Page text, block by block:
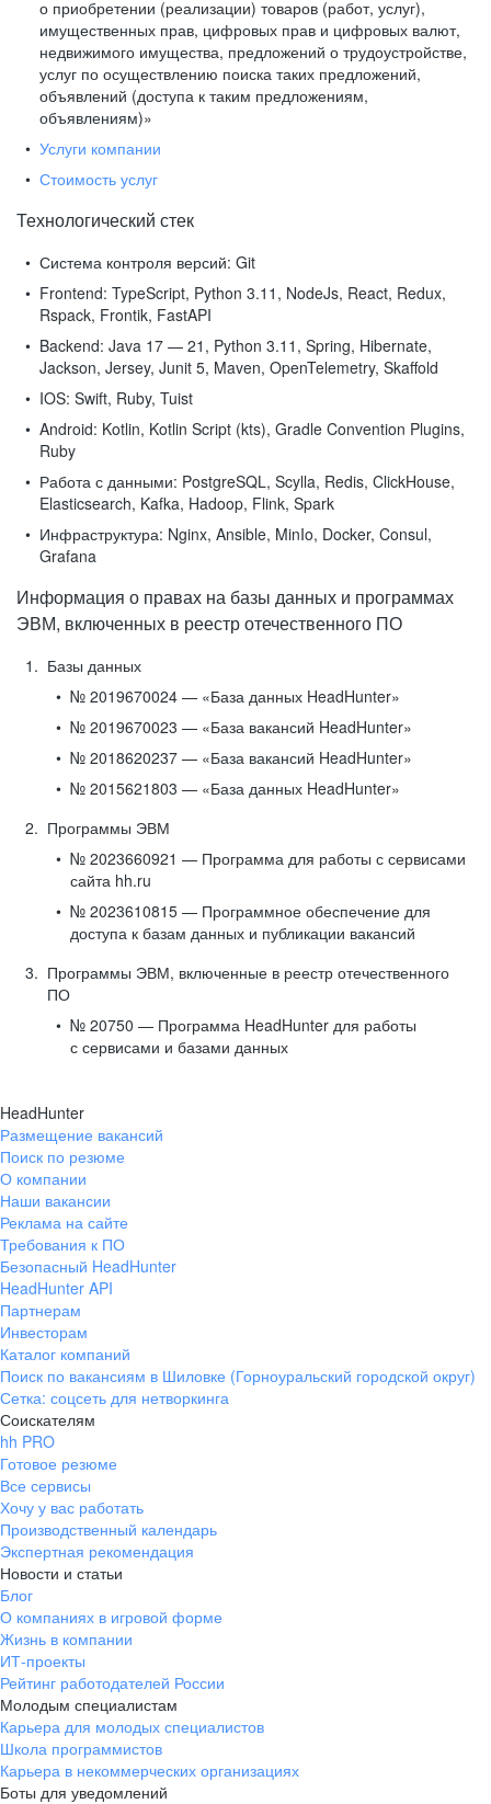
о приобретении (реализации) товаров (работ, услуг),
имущественных прав, цифровых прав и цифровых валют,
недвижимого имущества, предложений о трудоустройстве,
услуг по осуществлению поиска таких предложений,
объявлений (доступа к таким предложениям,
объявлениям)»
Услуги компании
Стоимость услуг
Технологический стек
Система контроля версий: Git
Frontend: TypeScript, Python 3.11, NodeJs, React, Redux,
Rspack, Frontik, FastAPI
Backend: Java 17 — 21, Python 3.11, Spring, Hibernate,
Jackson, Jersey, Junit 5, Maven, OpenTelemetry, Skaffold
IOS: Swift, Ruby, Tuist
Android: Kotlin, Kotlin Script (kts), Gradle Convention Plugins,
Ruby
Работа с данными: PostgreSQL, Scylla, Redis, ClickHouse,
Elasticsearch, Kafka, Hadoop, Flink, Spark
Инфраструктура: Nginx, Ansible, MinIo, Docker, Consul,
Grafana
Информация о правах на базы данных и программах
ЭВМ, включенных в реестр отечественного ПО
Базы данных
№ 2019670024 — «База данных HeadHunter»
№ 2019670023 — «База вакансий HeadHunter»
№ 2018620237 — «База вакансий HeadHunter»
№ 2015621803 — «База данных HeadHunter»
Программы ЭВМ
№ 2023660921 — Программа для работы с сервисами
сайта hh.ru
№ 2023610815 — Программное обеспечение для
доступа к базам данных и публикации вакансий
Программы ЭВМ, включенные в реестр отечественного
ПО
№ 20750 — Программа HeadHunter для работы
с сервисами и базами данных
HeadHunter
Размещение вакансий
Поиск по резюме
О компании
Наши вакансии
Реклама на сайте
Требования к ПО
Безопасный HeadHunter
HeadHunter API
Партнерам
Инвесторам
Каталог компаний
Поиск по вакансиям в Шиловке (Горноуральский городской округ)
Сетка: соцсеть для нетворкинга
Соискателям
hh PRO
Готовое резюме
Все сервисы
Хочу у вас работать
Производственный календарь
Экспертная рекомендация
Новости и статьи
Блог
О компаниях в игровой форме
Жизнь в компании
ИТ-проекты
Рейтинг работодателей России
Молодым специалистам
Карьера для молодых специалистов
Школа программистов
Карьера в некоммерческих организациях
Боты для уведомлений